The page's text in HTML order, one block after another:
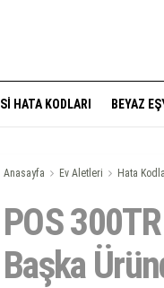
HATA KODLARI BEYAZ
Anasayfa Ev Aletleri Hata
POS
Başka